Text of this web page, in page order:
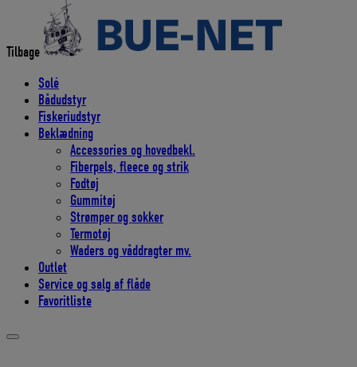
Tilbage
Solé
Bådudstyr
Fiskeriudstyr
Beklædning
Accessories og hovedbekl.
Fiberpels, fleece og strik
Fodtøj
Gummitøj
Strømper og sokker
Termotøj
Waders og våddragter mv.
Outlet
Service og salg af flåde
Favoritliste